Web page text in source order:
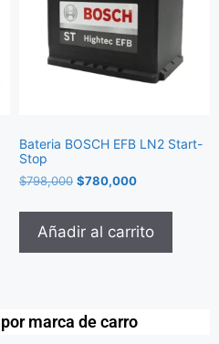
Bateria BOSCH EFB LN2 Start-
Stop
$798,000 $780,000
Añadir al carrito
marca de carro